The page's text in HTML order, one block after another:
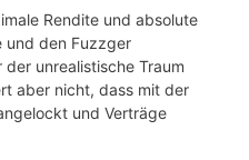
Rendite und absolute
und den Fuzzger
unrealistische Traum
aber nicht, dass mit der
und Verträge